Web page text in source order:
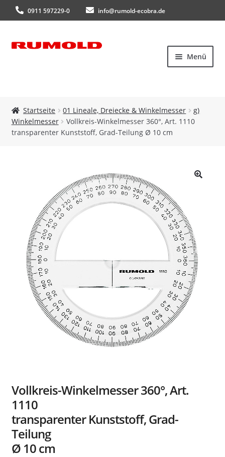
0911 597229-0 info@rumold-ecobra.de
Zur
Zum
Menü
Über uns
Neuheiten
Kataloge
Startseite 01 Lineale, Dreiecke & Winkelmesser
g)
Winkelmesser
Vollkreis-Winkelmesser 360°, Art. 1110
transparenter Kunststoff, Grad-Teilung Ø 10 cm
Vollkreis-Winkelmesser 360°, Art.
1110
transparenter Kunststoff, Grad-
Teilung
Ø 10 cm